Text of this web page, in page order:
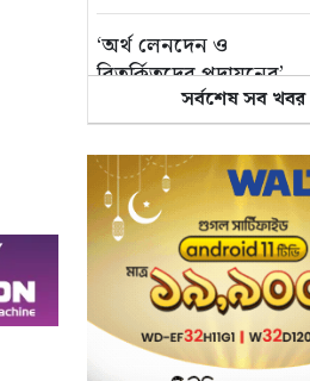
‘অর্থ লেনদেন ও
বিতর্কিতদের পদায়নের’
অভিযোগ, ঈশ্বরগঞ্জে
ছাত্রলীগের একাংশের ঝাড়ু
মিছিল
মানসম্মত শিক্ষা নিশ্চিতে
শ্যামপুরে তৎপর শিক্ষা
অফিসার শাপলা খানম
তাৎক্ষণিক খাদ্য পরীক্ষা
সর্বশেষ সব খবর